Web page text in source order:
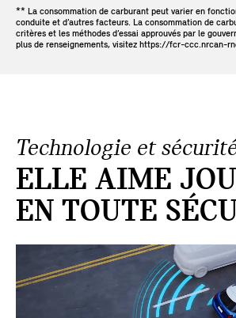
** La consommation de carburant peut varier en
conduite et d’autres facteurs. La consommation de
critères et les méthodes d’essai approuvés par le
plus de renseignements, visitez https://fcr-ccc.nrcan-
Technologie et
ELLE AIME
EN TOUTE